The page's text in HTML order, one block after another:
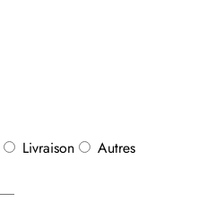
Livraison Autres